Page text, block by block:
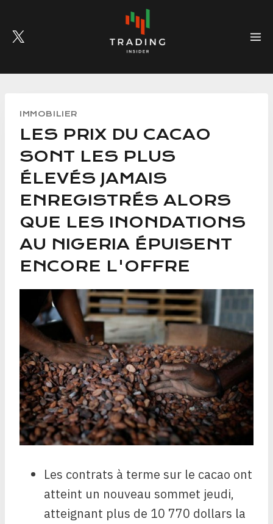
content
IMMOBILIER
LES PRIX DU CACAO
SONT LES PLUS
ÉLEVÉS JAMAIS
ENREGISTRÉS ALORS
QUE LES INONDATIONS
AU NIGERIA ÉPUISENT
ENCORE L'OFFRE
Les contrats à terme sur le cacao ont
atteint un nouveau sommet jeudi,
atteignant plus de 10 770 dollars la